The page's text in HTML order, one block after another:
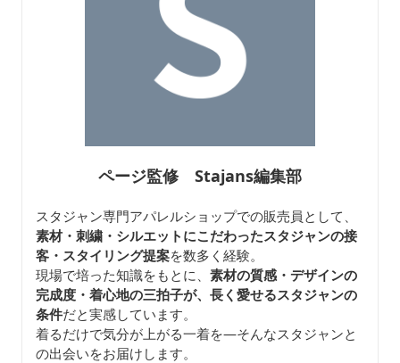
ページ監修 Stajans編集部
スタジャン専門アパレルショップでの販売員として、
素材・刺繍・シルエットにこだわったスタジャンの接
客・スタイリング提案を数多く経験。
現場で培った知識をもとに、 素材の質感・デザインの
完成度・着心地の三拍子が、長く愛せるスタジャンの
条件だと実感しています。
着るだけで気分が上がる一着を—そんなスタジャンと
の出会いをお届けします。